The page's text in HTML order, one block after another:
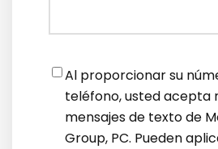
Al proporcionar su
teléfono, usted acepta
mensajes de texto de
Group, PC. Pueden